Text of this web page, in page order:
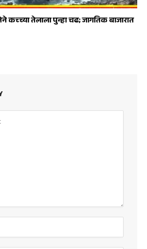
कच्च्या तेलाला पुन्हा चढ; जागतिक बाजारात